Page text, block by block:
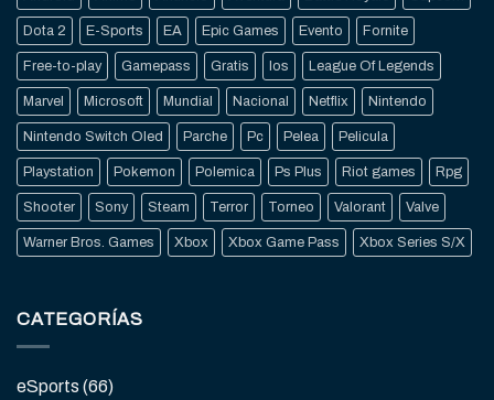
Dota 2 E-Sports EA Epic Games Evento Fornite
Free-to-play Gamepass Gratis Ios League Of Legends
Marvel Microsoft Mundial Nacional Netflix Nintendo
Nintendo Switch Oled Parche Pc Pelea Pelicula
Playstation Pokemon Polemica Ps Plus Riot games Rpg
Shooter Sony Steam Terror Torneo Valorant Valve
Warner Bros. Games Xbox Xbox Game Pass Xbox Series S/X
CATEGORÍAS
eSports (66)